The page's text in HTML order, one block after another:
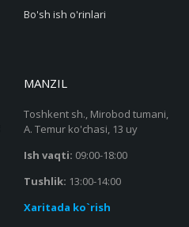
Bo'sh ish o'rinlari
MANZIL
Toshkent sh., Mirobod tumani,
A. Temur ko'chasi, 13 uy
Ish vaqti: 09:00-18:00
Tushlik: 13:00-14:00
Xaritada ko`rish